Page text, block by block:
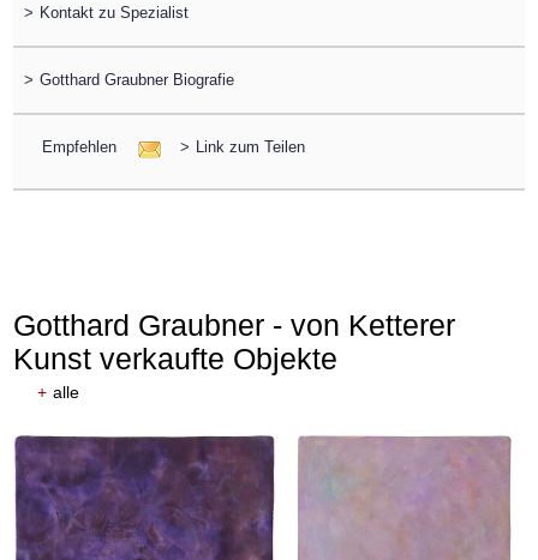
> Kontakt zu Spezialist
> Gotthard Graubner Biografie
Empfehlen > Link zum Teilen
Gotthard Graubner - von Ketterer
Kunst verkaufte Objekte
+ alle